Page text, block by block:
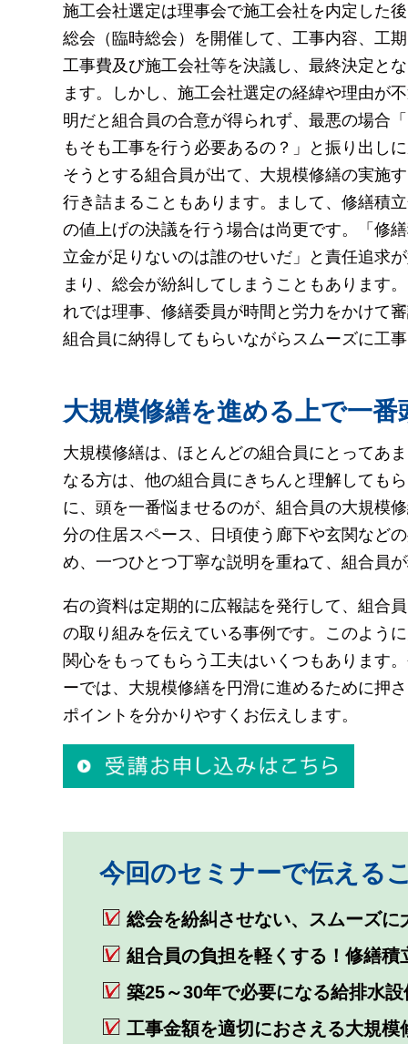
施工会社選定は理事会で施工会社を内定した
総会（臨時総会）を開催して、工事内容、工
工事費及び施工会社等を決議し、最終決定と
ます。しかし、施工会社選定の経緯や理由が
明だと組合員の合意が得られず、最悪の場合
もそも工事を行う必要あるの？」と振り出し
そうとする組合員が出て、大規模修繕の実施
行き詰まることもあります。まして、修繕積
の値上げの決議を行う場合は尚更です。「修
立金が足りないのは誰のせいだ」と責任追求
まり、総会が紛糾してしまうこともあります
れでは理事、修繕委員が時間と労力をかけて
組合員に納得してもらいながらスムーズに工
大規模修繕を進める上で一
大規模修繕は、ほとんどの組合員にとってあ
なる方は、他の組合員にきちんと理解しても
に、頭を一番悩ませるのが、組合員の大規模
分の住居スペース、日頃使う廊下や玄関など
め、一つひとつ丁寧な説明を重ねて、組合員
右の資料は定期的に広報誌を発行して、組合
の取り組みを伝えている事例です。このよう
関心をもってもらう工夫はいくつもあります
ーでは、大規模修繕を円滑に進めるために押
ポイントを分かりやすくお伝えします。
今回のセミナーで伝える
総会を紛糾させない、スムーズ
組合員の負担を軽くする！修繕
築25～30年で必要になる給排水
工事金額を適切におさえる大規模